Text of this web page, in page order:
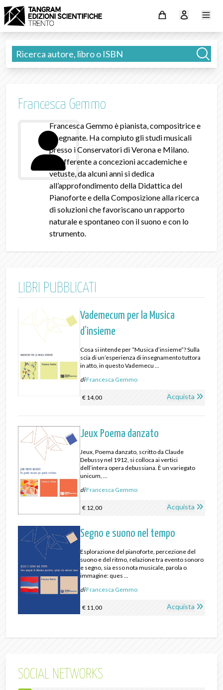
Francesca Gemmo
Francesca Gemmo è pianista, compositrice e
insegnante. Ha compiuto gli studi musicali
presso i Conservatori di Verona e Milano.
Insofferente a concezioni accademiche e
vetuste, da alcuni anni si dedica
all’approfondimento della Didattica del
Pianoforte e della Composizione alla ricerca
di soluzioni che favoriscano un rapporto
naturale e spontaneo con il suono e con lo
strumento.
LIBRI PUBBLICATI
Vademecum per la Musica
d’insieme
Cosa si intende per “Musica d’insieme”? Sulla
scia di un’esperienza di insegnamento tuttora
in atto, in questo Vademecu ...
diFrancesca Gemmo
€ 14,00 Acquista
Jeux Poema danzato
Jeux, Poema danzato, scritto da Claude
Debussy nel 1912, si colloca ai vertici
dell’intera opera debussiana. È un variegato
unicum, ...
diFrancesca Gemmo
€ 12,00 Acquista
Segno e suono nel tempo
Esplorazione del pianoforte, percezione del
suono e del ritmo, relazione tra evento sonoro
e segno, sia esso nota musicale, parola o
immagine: ques ...
diFrancesca Gemmo
€ 11,00 Acquista
SOCIAL NETWORKS